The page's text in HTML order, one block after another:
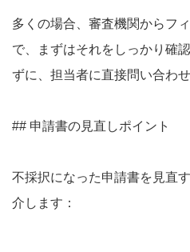
多くの場合、審査機関からフ
で、まずはそれをしっかり確
ずに、担当者に直接問い合わ
## 申請書の見直しポイント
不採択になった申請書を見直
介します：